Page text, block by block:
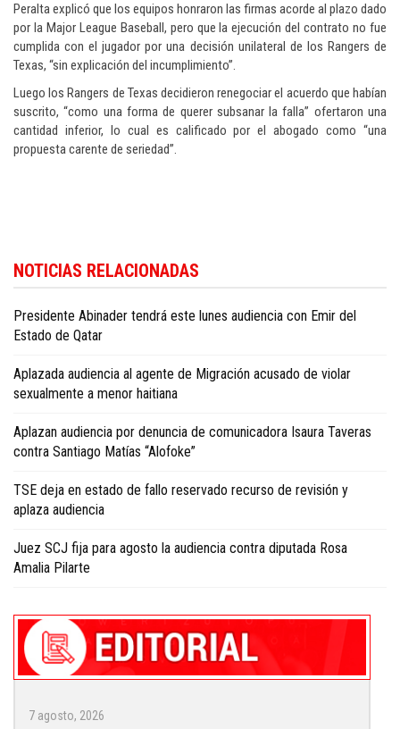
Peralta explicó que los equipos honraron las firmas acorde al plazo dado
por la Major League Baseball, pero que la ejecución del contrato no fue
cumplida con el jugador por una decisión unilateral de los Rangers de
Texas, “sin explicación del incumplimiento”.
Luego los Rangers de Texas decidieron renegociar el acuerdo que habían
suscrito, “como una forma de querer subsanar la falla” ofertaron una
cantidad inferior, lo cual es calificado por el abogado como “una
propuesta carente de seriedad”.
English.
NOTICIAS RELACIONADAS
Presidente Abinader tendrá este lunes audiencia con Emir del
Estado de Qatar
Aplazada audiencia al agente de Migración acusado de violar
sexualmente a menor haitiana
Aplazan audiencia por denuncia de comunicadora Isaura Taveras
contra Santiago Matías “Alofoke”
TSE deja en estado de fallo reservado recurso de revisión y
aplaza audiencia
Juez SCJ fija para agosto la audiencia contra diputada Rosa
Amalia Pilarte
7 agosto, 2026